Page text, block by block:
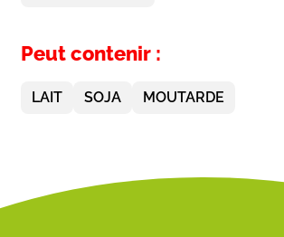
Peut contenir :
LAIT SOJA MOUTARDE